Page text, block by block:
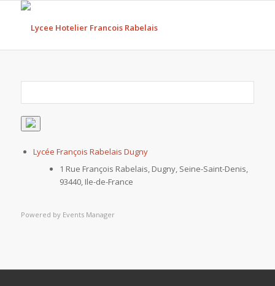
Lycée François Rabelais Dugny
1 Rue François Rabelais, Dugny, Seine-Saint-Denis,
93440, Ile-de-France
Powered by Events Manager